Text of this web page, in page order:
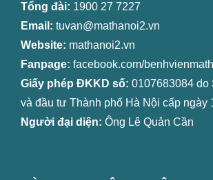
Tổng đài: 1900 27 7227
Email: tuvan@mathanoi2.vn
Website: mathanoi2.vn
Fanpage: facebook.com/
Giấy phép ĐKKD số: 0107683084 do
và đầu tư Thành phố Hà Nội cấp ngày
Người đại diện: Ông Lê Quản Cần